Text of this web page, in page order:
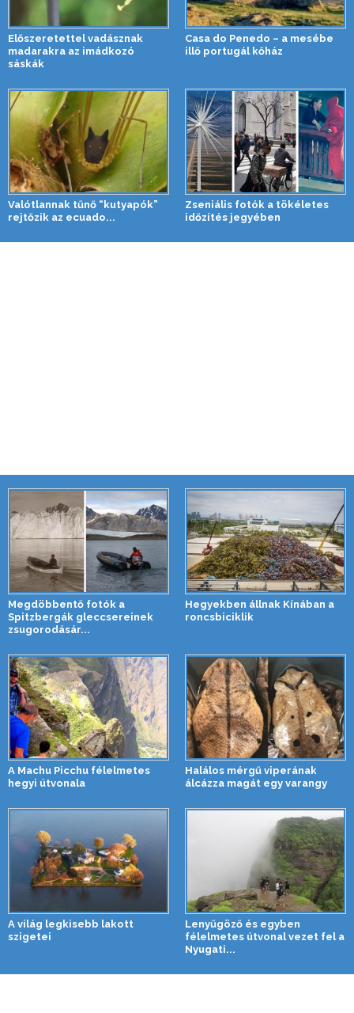
Előszeretettel vadásznak
madarakra az imádkozó
sáskák
Casa do Penedo – a mesébe
illő portugál kőház
Valótlannak tűnő “kutyapók”
rejtőzik az ecuado...
Zseniális fotók a tökéletes
időzítés jegyében
Megdöbbentő fotók a
Spitzbergák gleccsereinek
zsugorodásár...
Hegyekben állnak Kínában a
roncsbiciklik
A Machu Picchu félelmetes
hegyi útvonala
Halálos mérgű viperának
álcázza magát egy varangy
A világ legkisebb lakott
szigetei
Lenyűgöző és egyben
félelmetes útvonal vezet fel a
Nyugati...